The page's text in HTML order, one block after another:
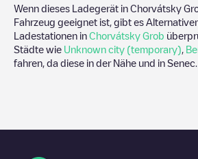
Wenn dieses Ladegerät in Chorvátsky
Fahrzeug geeignet ist, gibt es
Ladestationen in Chorvátsky Grob
Städte wie Unknown city (temporary)
fahren, da diese in der Nähe und in Senec